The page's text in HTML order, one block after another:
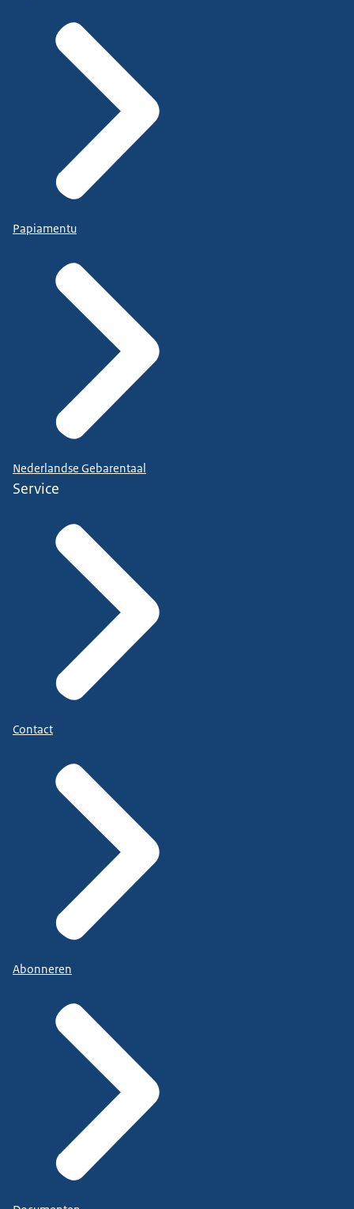
Papiamentu
Nederlandse Gebarentaal
Service
Contact
Abonneren